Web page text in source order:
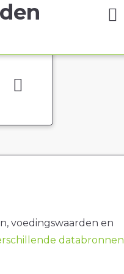
voedingswaarden en
databronnen